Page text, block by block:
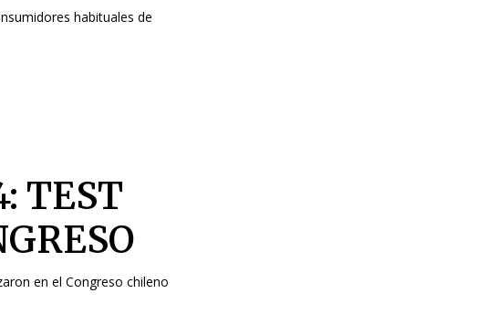
habituales de
TEST
en el Congreso chileno